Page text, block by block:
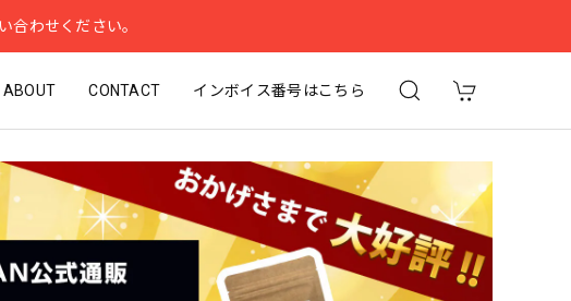
合わせください。
ABOUT CONTACT インボイス番号はこちら